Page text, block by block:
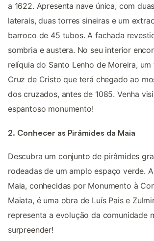
a 1622. Apresenta nave única, com
laterais, duas torres sineiras e um
barroco de 45 tubos. A fachada
sombria e austera. No seu interior
relíquia do Santo Lenho de Moreira,
Cruz de Cristo que terá chegado ao
dos cruzados, antes de 1085. Venha
espantoso monumento!
2. Conhecer as Pirâmides da Maia
Descubra um conjunto de pirâmides
rodeadas de um amplo espaço verde.
Maia, conhecidas por Monumento à
Maiata, é uma obra de Luís Pais e
representa a evolução da comunidade
surpreender!